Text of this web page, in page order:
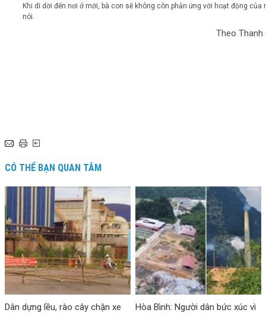
Khi di dời đến nơi ở mới, bà con sẽ không còn phản ứng với hoạt động của
nói.
Theo
CÓ THỂ BẠN QUAN TÂM
Dân dựng lều, rào cây chặn xe
Hòa Bình: Người dân bức xúc vì